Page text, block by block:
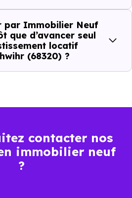
considérer pour votre
avec le dispositif
et services
par Immobilier Neuf
que d’avancer seul
locatif
(68320) ?
contacter nos
immobilier neuf
?